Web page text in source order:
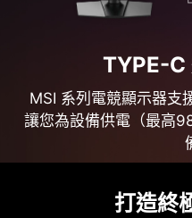
TYPE-C
MSI 系列電競顯示器支
讓您為設備供電（最高
打造終